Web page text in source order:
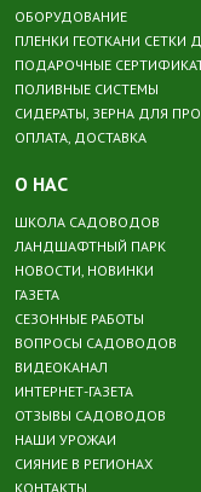
ОБОРУДОВАНИЕ
ПЛЕНКИ ГЕОТКАНИ СЕТКИ
ПОДАРОЧНЫЕ
ПОЛИВНЫЕ СИСТЕМЫ
СИДЕРАТЫ, ЗЕРНА ДЛЯ
ОПЛАТА, ДОСТАВКА
О НАС
ШКОЛА САДОВОДОВ
ЛАНДШАФТНЫЙ ПАРК
НОВОСТИ, НОВИНКИ
ГАЗЕТА
СЕЗОННЫЕ РАБОТЫ
ВОПРОСЫ САДОВОДОВ
ВИДЕОКАНАЛ
ИНТЕРНЕТ-ГАЗЕТА
ОТЗЫВЫ САДОВОДОВ
НАШИ УРОЖАИ
СИЯНИЕ В РЕГИОНАХ
КОНТАКТЫ